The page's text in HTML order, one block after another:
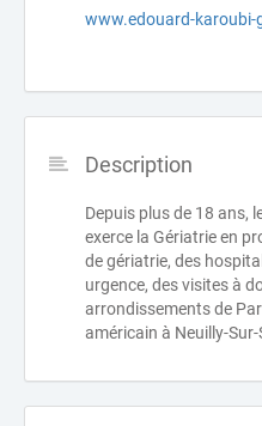
www.edouard-karoubi-
Description
Depuis plus de 18 ans,
exerce la Gériatrie en
de gériatrie, des
urgence, des visites à
arrondissements de
américain à Neuilly-Sur-